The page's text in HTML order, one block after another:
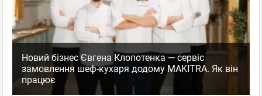
Новий бізнес Євгена Клопотенка — сервіс
замовлення шеф-кухаря додому MAKITRA. Як він
працює